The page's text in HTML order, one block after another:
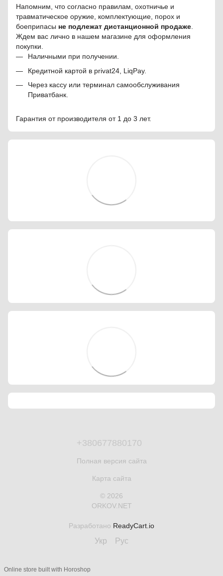
Напомним, что согласно правилам, охотничье и
травматическое оружие, комплектующие, порох и
боеприпасы не подлежат дистанционной продаже
Ждем вас лично в нашем магазине для оформления
покупки.
Наличными при получении.
Кредитной картой в privat24, LiqPay.
Через кассу или терминал самообслуживания
Приватбанк.
Гарантия от производителя от 1 до 3 лет.
+380677880170
Полная версия сайта
Карта сайта
© 2026
ORKOV.NET
Разработано ReadyCart.io
Укр Рус
Online store built with Horoshop